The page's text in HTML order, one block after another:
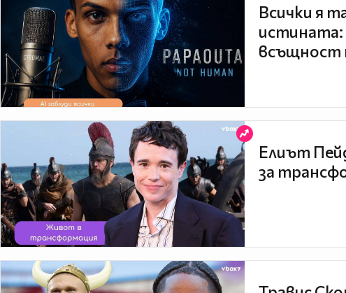
Всички я
истината:
всъщност
Елиът
за